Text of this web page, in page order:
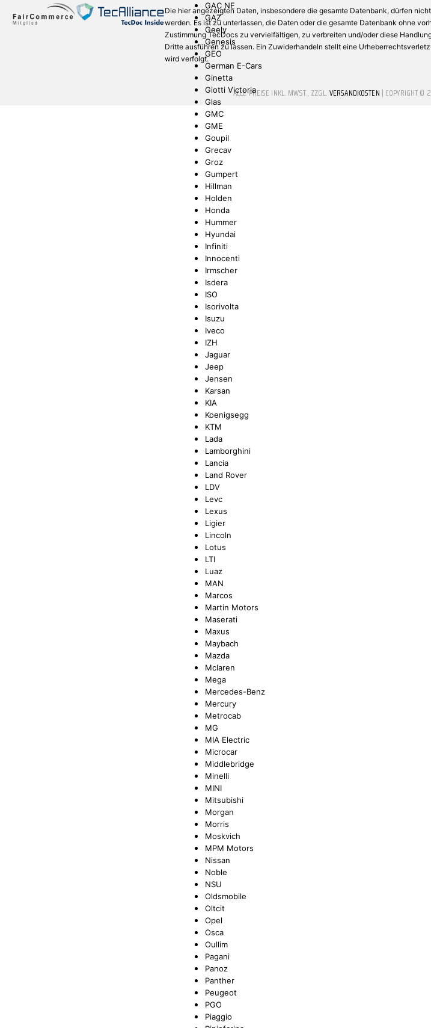
GAC NE
GAZ
Geely
Genesis
GEO
German E-Cars
Ginetta
Giotti Victoria
Glas
GMC
GME
Goupil
Grecav
Groz
Gumpert
Hillman
Holden
Honda
Hummer
Hyundai
Infiniti
Innocenti
Irmscher
Isdera
ISO
Isorivolta
Isuzu
Iveco
IZH
Jaguar
Jeep
Jensen
Karsan
KIA
Koenigsegg
KTM
Lada
Lamborghini
Lancia
Land Rover
LDV
Levc
Lexus
Ligier
Lincoln
Lotus
LTI
Luaz
MAN
Marcos
Martin Motors
Maserati
Maxus
Maybach
Mazda
Mclaren
Mega
Mercedes-Benz
Mercury
Metrocab
MG
MIA Electric
Microcar
Middlebridge
Minelli
MINI
Mitsubishi
Morgan
Morris
Moskvich
MPM Motors
Nissan
Noble
NSU
Oldsmobile
Oltcit
Opel
Osca
Oullim
Pagani
Panoz
Panther
Peugeot
PGO
Piaggio
Die hier angezeigten Daten, insbesondere die gesamte Datenbank, dürfen
werden. Es ist zu unterlassen, die Daten oder die gesamte Datenbank ohne
Zustimmung TecDocs zu vervielfältigen, zu verbreiten und/oder diese
Dritte ausführen zu lassen. Ein Zuwiderhandeln stellt eine
wird verfolgt.
* ALLE PREISE INKL. MWST., ZZGL.VERSANDKOSTEN | COPYRIGHT ©